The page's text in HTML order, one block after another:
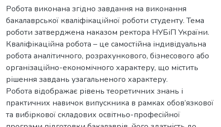
Робота виконана згідно завдання на виконання
бакалаврської кваліфікаційної роботи студенту. Тема
роботи затверджена наказом ректора НУБіП України.
Кваліфікаційна робота – це самостійна індивідуальна
робота аналітичного, розрахункового, бізнесового або
організаційно-економічного характеру, що містить
рішення завдань узагальненого характеру.
Робота відображає рівень теоретичних знань і
практичних навичок випускника в рамках обов’язкової
та вибіркової складових освітньо-професійної